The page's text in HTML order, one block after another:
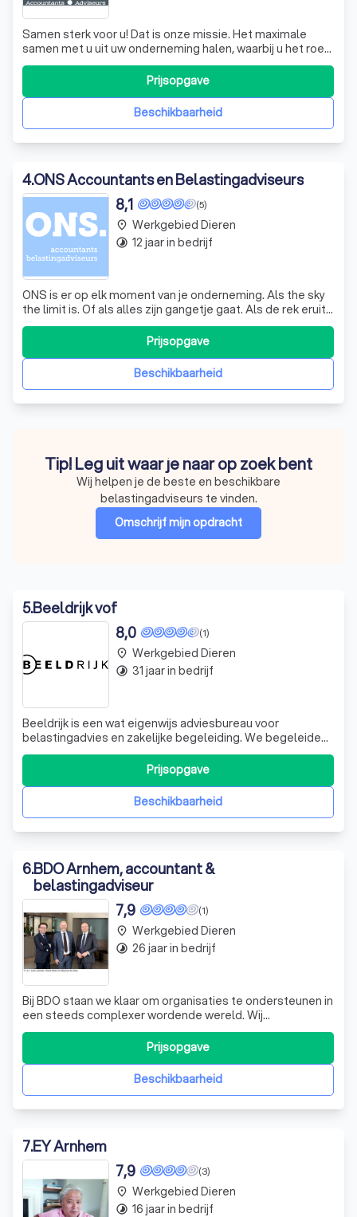
Samen sterk voor u! Dat is onze missie. Het maximale
samen met u uit uw onderneming halen, waarbij u het roer
van uw onderneming stevig in handen heeft en weet
welke kant u op moet sturen. Wij bieden u graag het
kompas!
Beschikbaarheid
Prijsopgave
4.ONS Accountants en Belastingadviseurs
(5)
8,1
ONS is er op elk moment van je onderneming. Als the sky
the limit is. Of als alles zijn gangetje gaat. Als de rek eruit
is. Of als het succes je voorbij streeft. Het is hollen of
stilstaan en dat besef is er bij ONS. ONS staat nooit aan
de zijlijn en nooit in de spotlights. We zijn er voor jou. Om s
Beschikbaarheid
Prijsopgave
place Werkgebied Dieren
timelapse 12 jaar in bedrijf
Tip! Leg uit waar je naar op zoek bent
Wij helpen je de beste en beschikbare
belastingadviseurs te vinden.
Omschrijf mijn opdracht
5.Beeldrijk vof
(1)
8,0
Beeldrijk is een wat eigenwijs adviesbureau voor
belastingadvies en zakelijke begeleiding. We begeleiden
onze cliënten bij een grote diversiteit aan vraagstukken.
We genieten ervan dat we onze cliënten, met elk hun
volledig eigen werkveld en eigenheid, verder kunnen
helpen in de problemen die ze teg
Beschikbaarheid
Prijsopgave
place Werkgebied Dieren
timelapse 31 jaar in bedrijf
6.BDO Arnhem, accountant &
belastingadviseur
(1)
7,9
Bij BDO staan we klaar om organisaties te ondersteunen in
een steeds complexer wordende wereld. Wij
onderscheiden ons door een persoonlijke benadering,
waarbij we niet alleen kijken naar de cijfers, maar ook naar
de mensen achter de organisatie. Onze multidisciplinaire
teams bieden deskundig advies
Beschikbaarheid
Prijsopgave
place Werkgebied Dieren
timelapse 26 jaar in bedrijf
7.EY Arnhem
(3)
7,9
place Werkgebied Dieren
timelapse 16 jaar in bedrijf